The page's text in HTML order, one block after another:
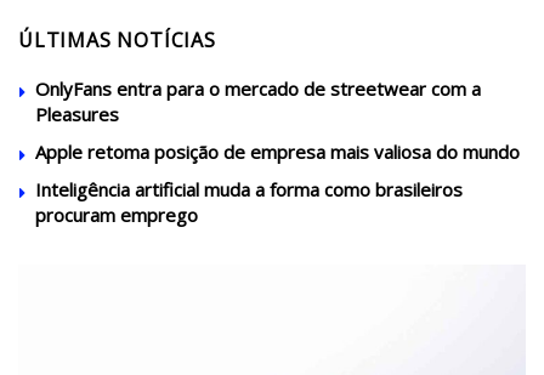
ÚLTIMAS NOTÍCIAS
OnlyFans entra para o mercado de streetwear com a
Pleasures
Apple retoma posição de empresa mais valiosa do mundo
Inteligência artificial muda a forma como brasileiros
procuram emprego